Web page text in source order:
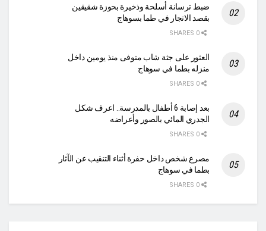
ضبط ترسانة أسلحة وذخيرة بحوزة شقيقين
بقصد الاتجار في طما بسوهاج
العثور على جثة شاب متوفى منذ يومين داخل
منزله بطما في سوهاج
بعد إصابة 6 أطفال بالمدرسة.. اعرف شكل
الجدري المائي بالصور وأعراضه
مصرع شخص داخل حفرة أثناء التنقيب عن الآثار
بطما في سوهاج